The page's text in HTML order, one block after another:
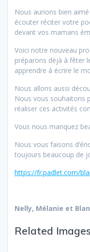
Nous aurions bien
écouter réciter votre
devant vos mamans
Voici notre nouveau
préparons déjà à fêter
apprendre à écrire le
Nous allons aussi
Nous vous souhaitons
réaliser ces activités
Vous nous manquez
Nous vous faisons
toujours beaucoup de
https://fr.padlet.com/
Nelly, Mélanie et
Related